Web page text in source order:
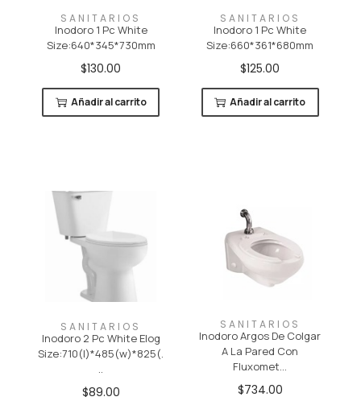
SANITARIOS
Inodoro 1 Pc White
Size:640*345*730mm
$130.00
Añadir al carrito
SANITARIOS
Inodoro 1 Pc White
Size:660*361*680mm
$125.00
Añadir al carrito
SANITARIOS
Inodoro 2 Pc White Elog
Size:710(l)*485(w)*825(.
..
$89.00
SANITARIOS
Inodoro Argos De Colgar
A La Pared Con
Fluxomet...
$734.00